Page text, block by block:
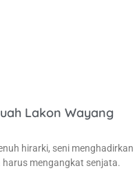
Lakon Wayang
hirarki, seni menghadirkan
mengangkat senjata.